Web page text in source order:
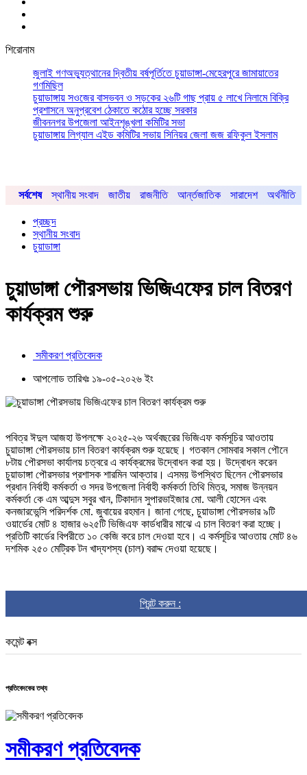
শিরোনাম
জুলাই গণঅভ্যুত্থানের দ্বিতীয় বর্ষপূর্তিতে চুয়াডাঙ্গা-মেহেরপুরে জামায়াতের
গণমিছিল
চুয়াডাঙ্গায় সওজের বাসভবন ও সড়কের ২৬টি গাছ প্রায় ৫ লাখে নিলামে বিক্রি
প্রশাসনে অনুপ্রবেশ ঠেকাতে কঠোর হচ্ছে সরকার
জীবননগর উপজেলা আইনশৃঙ্খলা কমিটির সভা
চুয়াডাঙ্গায় লিগ্যাল এইড কমিটির সভায় সিনিয়র জেলা জজ রফিকুল ইসলাম
সর্বশেষ স্থানীয় সংবাদ জাতীয় রাজনীতি আর্ন্তজাতিক সারাদেশ অর্থনীতি
প্রচ্ছদ
স্থানীয় সংবাদ
চুয়াডাঙ্গা
চুয়াডাঙ্গা পৌরসভায় ভিজিএফের চাল বিতরণ
কার্যক্রম শুরু
সমীকরণ প্রতিবেদক
আপলোড তারিখঃ ১৯-০৫-২০২৬ ইং
পবিত্র ঈদুল আজহা উপলক্ষে ২০২৫-২৬ অর্থবছরের ভিজিএফ কর্মসূচির আওতায়
চুয়াডাঙ্গা পৌরসভায় চাল বিতরণ কার্যক্রম শুরু হয়েছে। গতকাল সোমবার সকাল পৌনে
৮টায় পৌরসভা কার্যালয় চত্বরে এ কার্যক্রমের উদ্বোধন করা হয়। উদ্বোধন করেন
চুয়াডাঙ্গা পৌরসভার প্রশাসক শারমিন আক্তার। এসময় উপস্থিত ছিলেন পৌরসভার
প্রধান নির্বাহী কর্মকর্তা ও সদর উপজেলা নির্বাহী কর্মকর্তা তিথি মিত্র, সমাজ উন্নয়ন
কর্মকর্তা কে এম আব্দুস সবুর খান, টিকাদান সুপারভাইজার মো. আলী হোসেন এবং
কনজারভেন্সি পরিদর্শক মো. জুবায়ের রহমান। জানা গেছে, চুয়াডাঙ্গা পৌরসভার ৯টি
ওয়ার্ডের মোট ৪ হাজার ৬২৫টি ভিজিএফ কার্ডধারীর মাঝে এ চাল বিতরণ করা হচ্ছে।
প্রতিটি কার্ডের বিপরীতে ১০ কেজি করে চাল দেওয়া হবে। এ কর্মসূচির আওতায় মোট ৪৬
দশমিক ২৫০ মেট্রিক টন খাদ্যশস্য (চাল) বরাদ্দ দেওয়া হয়েছে।
প্রিন্ট করুন :
কমেন্ট বক্স
প্রতিবেদকের তথ্য
সমীকরণ প্রতিবেদক